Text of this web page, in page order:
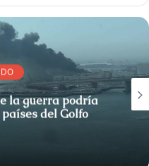
la guerra podría
del Golfo